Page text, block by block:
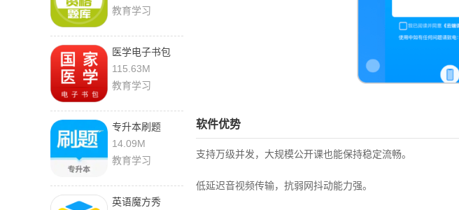
教育学习
医学电子书包
3.4.69
115.63M
教育学习
专升本刷题
1.2.2 官方版
14.09M
教育学习
英语魔方秀
软件优势
支持万级并发，大规模公开课也能保持稳定流畅。
低延迟音视频传输，抗弱网抖动能力强。